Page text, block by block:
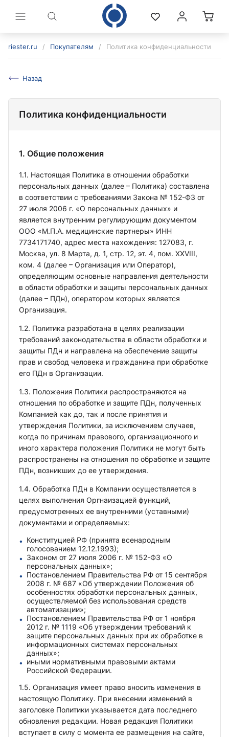
riester.ru / Покупателям / Политика конфиденциальности
Назад
Политика конфиденциальности
1. Общие положения
1.1. Настоящая Политика в отношении обработки
персональных данных (далее – Политика) составлена
в соответствии с требованиями Закона № 152-ФЗ от
27 июля 2006 г. «О персональных данных» и
является внутренним регулирующим документом
ООО «М.П.А. медицинские партнеры» ИНН
7734171740, адрес места нахождения: 127083, г.
Москва, ул. 8 Марта, д. 1, стр. 12, эт. 4, пом. XXVIII,
ком. 4 (далее – Организация или Оператор),
определяющим основные направления деятельности
в области обработки и защиты персональных данных
(далее – ПДн), оператором которых является
Организация.
1.2. Политика разработана в целях реализации
требований законодательства в области обработки и
защиты ПДн и направлена на обеспечение защиты
прав и свобод человека и гражданина при обработке
его ПДн в Организации.
1.3. Положения Политики распространяются на
отношения по обработке и защите ПДн, полученных
Компанией как до, так и после принятия и
утверждения Политики, за исключением случаев,
когда по причинам правового, организационного и
иного характера положения Политики не могут быть
распространены на отношения по обработке и защите
ПДн, возникших до ее утверждения.
1.4. Обработка ПДн в Компании осуществляется в
целях выполнения Оргнаизацией функций,
предусмотренных ее внутренними (уставными)
документами и определяемых:
Конституцией РФ (принята всенародным
голосованием 12.12.1993);
Законом от 27 июля 2006 г. № 152-ФЗ «О
персональных данных»;
Постановлением Правительства РФ от 15 сентября
2008 г. № 687 «Об утверждении Положения об
особенностях обработки персональных данных,
осуществляемой без использования средств
автоматизации»;
Постановлением Правительства РФ от 1 ноября
2012 г. № 1119 «Об утверждении требований к
защите персональных данных при их обработке в
информационных системах персональных
данных»;
иными нормативными правовыми актами
Российской Федерации.
1.5. Организация имеет право вносить изменения в
настоящую Политику. При внесении изменений в
заголовке Политики указывается дата последнего
обновления редакции. Новая редакция Политики
вступает в силу с момента ее размещения на сайте,
политикой конфиденциальности